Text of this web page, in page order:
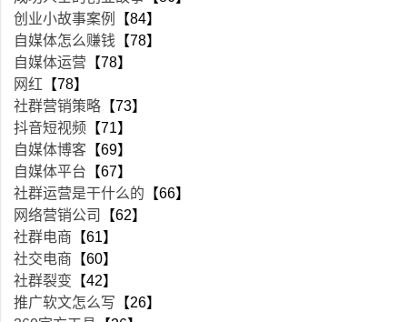
创业小故事案例
【84】
自媒体怎么赚钱 【78】
自媒体运营 【78】
网红 【78】
社群营销策略 【73】
抖音短视频 【71】
自媒体博客 【69】
自媒体平台 【67】
社群运营是干什么的 【66】
网络营销公司
【62】
社群电商 【61】
社交电商 【60】
社群裂变 【42】
推广软文怎么写 【26】